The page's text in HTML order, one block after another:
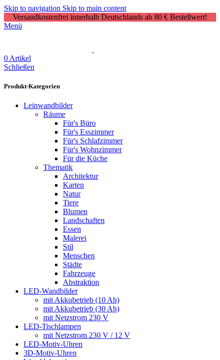
Skip to navigation Skip to main content
Versandkostenfrei innerhalb Deutschlands ab 80 € Bestellwert!
Menü
0 Artikel
Schließen
Produkt-Kategorien
Leinwandbilder
Räume
Für's Büro
Für's Esszimmer
Für's Schlafzimmer
Für's Wohnzimmer
Für die Küche
Thematik
Architektur
Karten
Natur
Tiere
Blumen
Landschaften
Essen
Malerei
Stil
Menschen
Städte
Fahrzeuge
Abstraktion
LED-Wandbilder
mit Akkubetrieb (10 Ah)
mit Akkubetrieb (30 Ah)
mit Netzstrom 230 V
LED-Tischlampen
mit Netzstrom 230 V / 12 V
LED-Motiv-Uhren
3D-Motiv-Uhren